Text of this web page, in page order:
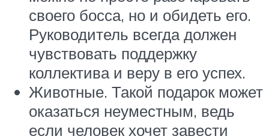
своего босса, но и обидеть его.
Руководитель всегда должен
чувствовать поддержку
коллектива и веру в его успех.
Животные. Такой подарок может
оказаться неуместным, ведь
если человек хочет завести